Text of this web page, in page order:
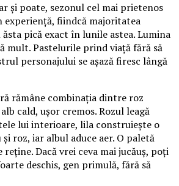
și poate, sezonul cel mai prietenos
experiență, fiindcă majoritatea
pică exact în lunile astea. Lumina
mult. Pastelurile prind viață fără să
personajului se așază firesc lângă
rămâne combinația dintre roz
cald, ușor cremos. Rozul leagă
lui interioare, lila construiește o
roz, iar albul aduce aer. O paletă
reține. Dacă vrei ceva mai jucăuș, poți
deschis, gen primulă, fără să